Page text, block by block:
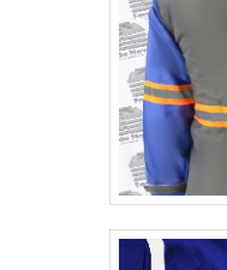
companhia
touca balaclava
que há de
cliente.Sem
térmica,
empresa que
com ótima
detalhes que
outras